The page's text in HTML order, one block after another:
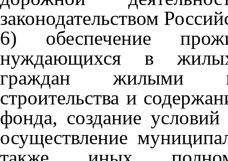
законодательством
6) обеспечение
нуждающихся в
граждан жилыми
строительства и
фонда, создание
осуществление